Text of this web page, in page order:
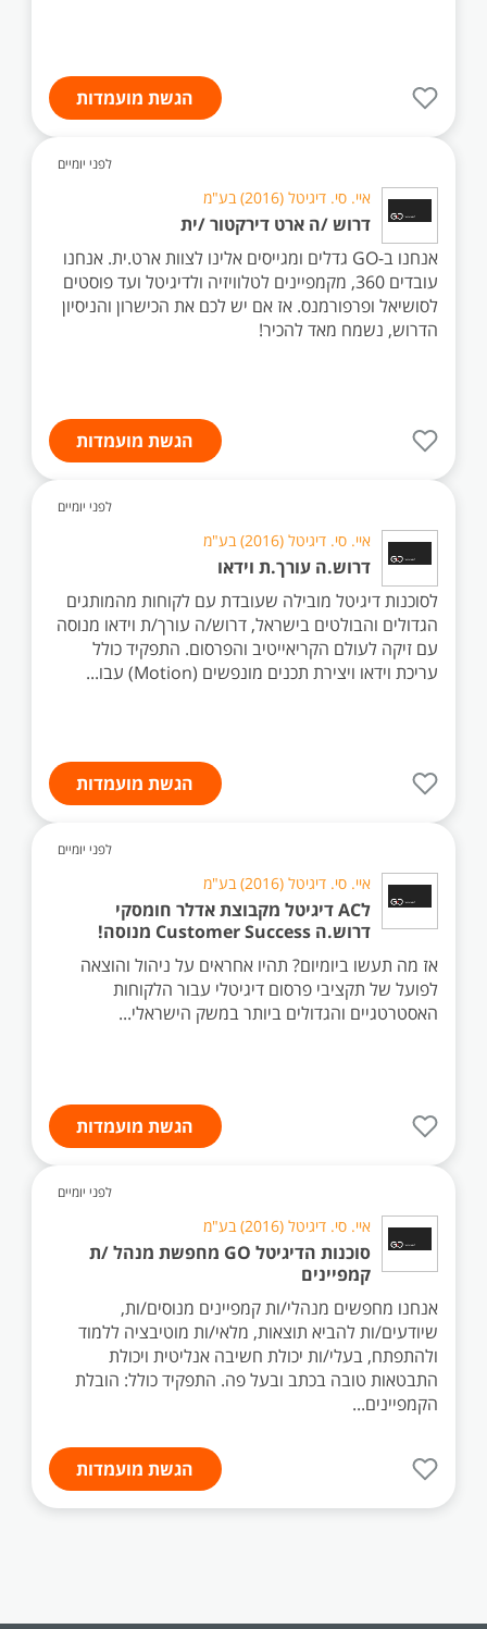
הגשת מועמדות
לפני יומיים
איי. סי. דיגיטל (2016) בע"מ
דרוש /ה ארט דירקטור /ית
אנחנו ב-GO גדלים ומגייסים אלינו לצוות ארט.ית. אנחנו
עובדים 360, מקמפיינים לטלוויזיה ולדיגיטל ועד פוסטים
לסושיאל ופרפורמנס. אז אם יש לכם את הכישרון והניסיון
הדרוש, נשמח מאד להכיר!
הגשת מועמדות
לפני יומיים
איי. סי. דיגיטל (2016) בע"מ
דרוש.ה עורך.ת וידאו
לסוכנות דיגיטל מובילה שעובדת עם לקוחות מהמותגים
הגדולים והבולטים בישראל, דרוש/ה עורך/ת וידאו מנוסה
עם זיקה לעולם הקריאייטיב והפרסום. התפקיד כולל
עריכת וידאו ויצירת תכנים מונפשים (Motion) עבו...
הגשת מועמדות
לפני יומיים
איי. סי. דיגיטל (2016) בע"מ
לAC דיגיטל מקבוצת אדלר חומסקי
דרוש.ה Customer Success מנוסה!
אז מה תעשו ביומיום? תהיו אחראים על ניהול והוצאה
לפועל של תקציבי פרסום דיגיטלי עבור הלקוחות
האסטרטגיים והגדולים ביותר במשק הישראלי...
הגשת מועמדות
לפני יומיים
איי. סי. דיגיטל (2016) בע"מ
סוכנות הדיגיטל GO מחפשת מנהל /ת
קמפיינים
אנחנו מחפשים מנהלי/ות קמפיינים מנוסים/ות,
שיודעים/ות להביא תוצאות, מלאי/ות מוטיבציה ללמוד
ולהתפתח, בעלי/ות יכולת חשיבה אנליטית ויכולת
התבטאות טובה בכתב ובעל פה. התפקיד כולל: הובלת
הקמפיינים...
הגשת מועמדות